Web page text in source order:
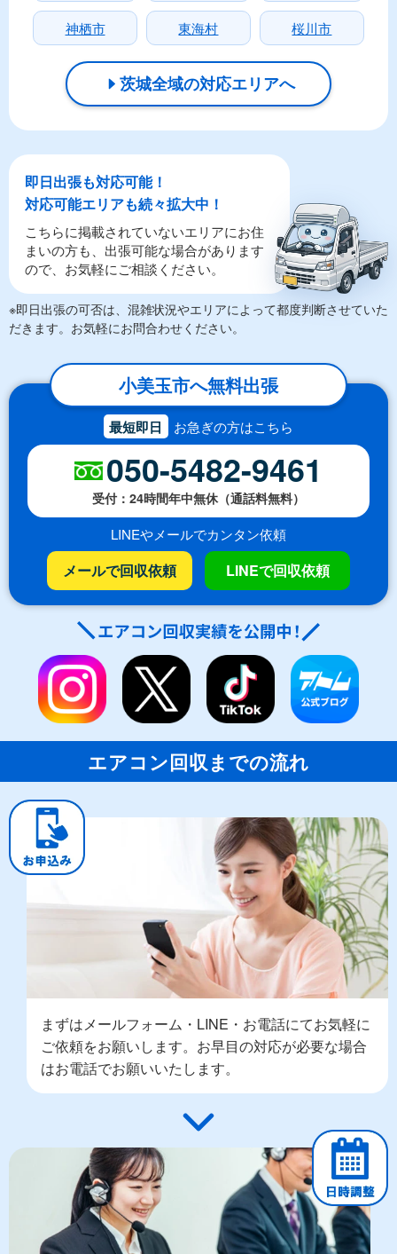
神栖市 東海村 桜川市
茨城全域の対応エリアへ
即日出張も対応可能！
対応可能エリアも続々拡大中！
こちらに掲載されていないエリアにお住
まいの方も、出張可能な場合があります
ので、お気軽にご相談ください。
※即日出張の可否は、混雑状況やエリアによって都度判断させていた
だきます。お気軽にお問合わせください。
小美玉市へ無料出張
最短即日 お急ぎの方はこちら
050-5482-9461
受付：24時間年中無休（通話料無料）
LINEやメールでカンタン依頼
メールで回収依頼 LINEで回収依頼
エアコン回収までの流れ
まずはメールフォーム・LINE・お電話にてお気軽に
ご依頼をお願いします。お早目の対応が必要な場合
はお電話でお願いいたします。